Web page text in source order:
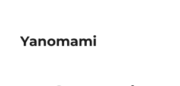
Yanomami